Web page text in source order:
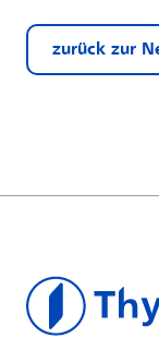
zurück zur